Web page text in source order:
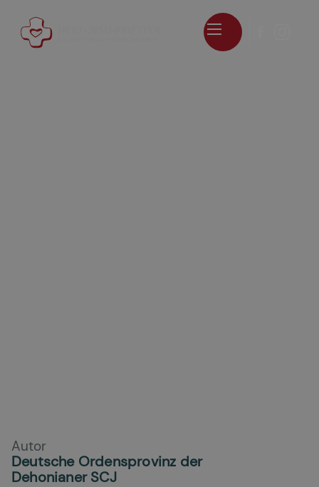
Autor
Deutsche Ordensprovinz der
Dehonianer SCJ